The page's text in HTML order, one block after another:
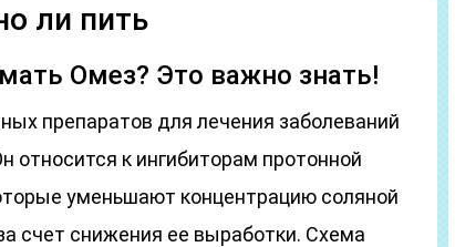
ли пить
Омез? Это важно знать!
препаратов для лечения заболеваний
относится к ингибиторам протонной
уменьшают концентрацию соляной
счет снижения ее выработки. Схема